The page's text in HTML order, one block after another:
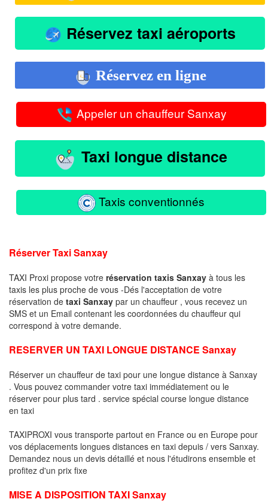
Réservez taxi aéroports
Réservez en ligne
Appeler un chauffeur Sanxay
Taxi longue distance
Taxis conventionnés
Réserver Taxi Sanxay
TAXI Proxi propose votre réservation taxis Sanxay à tous les
taxis les plus proche de vous -Dés l'acceptation de votre
réservation de taxi Sanxay par un chauffeur , vous recevez un
SMS et un Email contenant les coordonnées du chauffeur qui
correspond à votre demande.
RESERVER UN TAXI LONGUE DISTANCE Sanxay
Réserver un chauffeur de taxi pour une longue distance à Sanxay
. Vous pouvez commander votre taxi immédiatement ou le
réserver pour plus tard . service spécial course longue distance
en taxi
TAXIPROXI vous transporte partout en France ou en Europe pour
vos déplacements longues distances en taxi depuis / vers Sanxay.
Demandez nous un devis détaillé et nous l'étudirons ensemble et
profitez d'un prix fixe
MISE A DISPOSITION TAXI Sanxay